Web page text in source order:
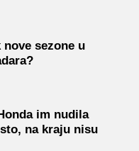
sezone u
im nudila
na kraju nisu